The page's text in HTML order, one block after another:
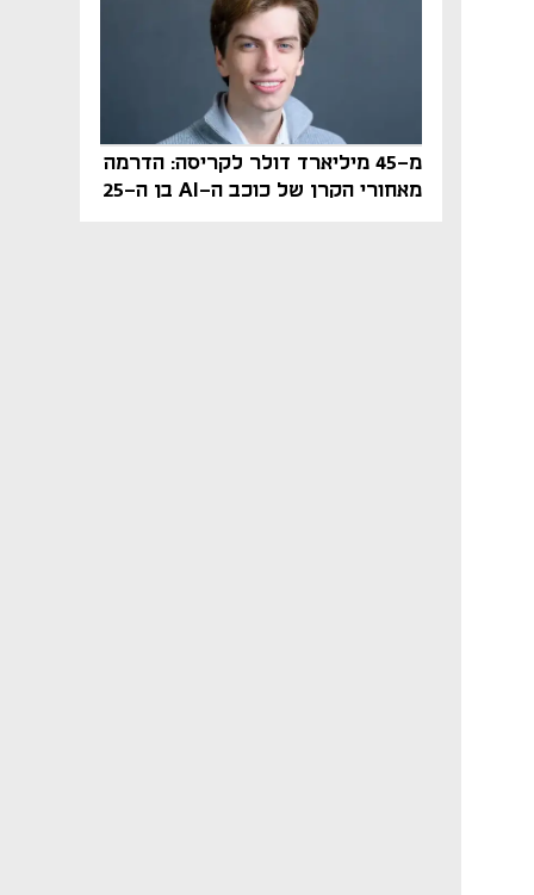
מ-45 מיליארד דולר לקריסה: הדרמה
מאחורי הקרן של כוכב ה-AI בן ה-25